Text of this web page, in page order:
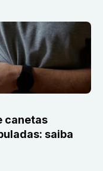
canetas
saiba